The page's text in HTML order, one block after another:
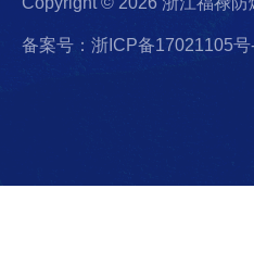
备案号：浙ICP备17021105号